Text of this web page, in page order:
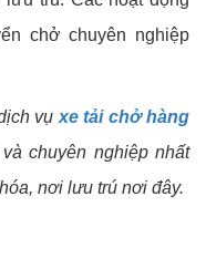
chở chuyên nghiệp
vụ xe tải chở hàng
chuyên nghiệp nhất
nơi lưu trú nơi đây.